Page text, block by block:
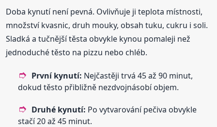
Doba kynutí není pevná. Ovlivňuje ji teplota místnosti,
množství kvasnic, druh mouky, obsah tuku, cukru i soli.
Sladká a tučnější těsta obvykle kynou pomaleji než
jednoduché těsto na pizzu nebo chléb.
První kynutí: Nejčastěji trvá 45 až 90 minut,
dokud těsto přibližně nezdvojnásobí objem.
Druhé kynutí: Po vytvarování pečiva obvykle
stačí 20 až 45 minut.